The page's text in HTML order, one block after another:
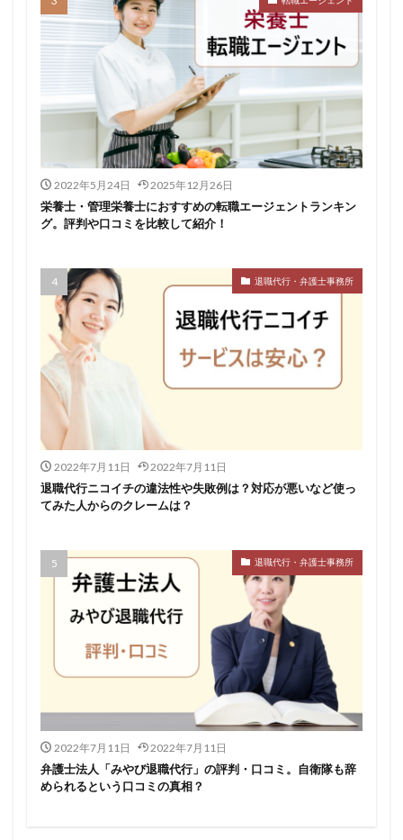
2022年5月24日 2025年12月26日
栄養士・管理栄養士におすすめの転職エージェントランキン
グ。評判や口コミを比較して紹介！
退職代行・弁護士事務所
2022年7月11日 2022年7月11日
退職代行ニコイチの違法性や失敗例は？対応が悪いなど使っ
てみた人からのクレームは？
退職代行・弁護士事務所
2022年7月11日 2022年7月11日
弁護士法人「みやび退職代行」の評判・口コミ。自衛隊も辞
められるという口コミの真相？